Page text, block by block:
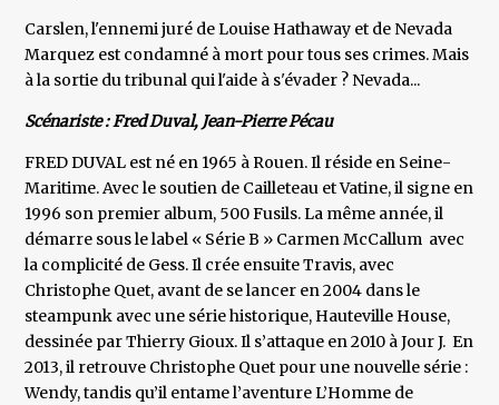
Carslen, l'ennemi juré de Louise Hathaway et de Nevada
Marquez est condamné à mort pour tous ses crimes. Mais
à la sortie du tribunal qui l'aide à s'évader ? Nevada...
Scénariste : Fred Duval, Jean-Pierre Pécau
FRED DUVAL est né en 1965 à Rouen. Il réside en Seine-
Maritime. Avec le soutien de Cailleteau et Vatine, il signe en
1996 son premier album, 500 Fusils. La même année, il
démarre sous le label « Série B » Carmen McCallum avec
la complicité de Gess. Il crée ensuite Travis, avec
Christophe Quet, avant de se lancer en 2004 dans le
steampunk avec une série historique, Hauteville House,
dessinée par Thierry Gioux. Il s’attaque en 2010 à Jour J. En
2013, il retrouve Christophe Quet pour une nouvelle série :
Wendy, tandis qu’il entame l’aventure L’Homme de